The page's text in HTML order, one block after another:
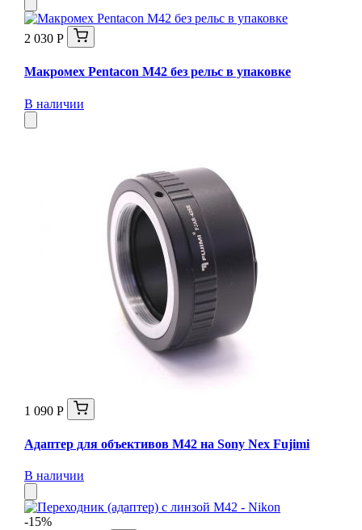
2 030 Р
Макромех Pentaсon M42 без рельс в упаковке
В наличии
1 090 Р
Адаптер для объективов M42 на Sony Nex Fujimi
В наличии
-15%